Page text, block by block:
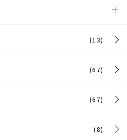
(13)
(67)
(67)
(8)